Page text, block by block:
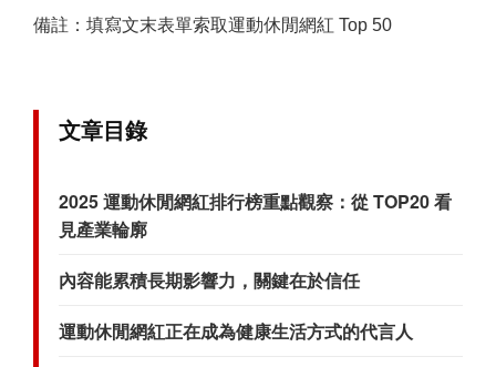
備註：填寫文末表單索取運動休閒網紅 Top 50
文章目錄
2025 運動休閒網紅排行榜重點觀察：從 TOP20 看
見產業輪廓
內容能累積長期影響力，關鍵在於信任
運動休閒網紅正在成為健康生活方式的代言人